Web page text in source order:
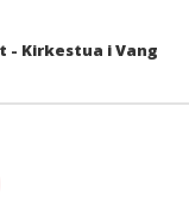
- Kirkestua i Vang